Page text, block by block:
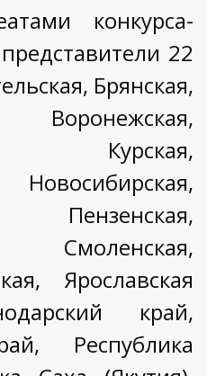
конкурса-
22
Брянская,
Воронежская,
Курская,
Пензенская,
Смоленская,
Ярославская
край,
Республика